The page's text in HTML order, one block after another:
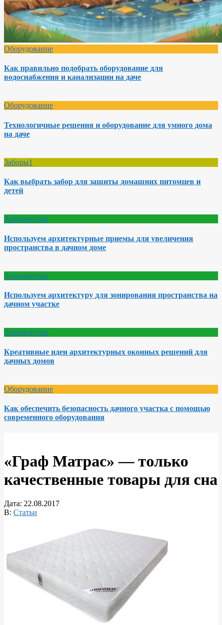
Оборудование
Как правильно подобрать оборудование для
водоснабжения и канализации на даче
Оборудование
Технологичные решения и оборудование для умного дома
на даче
Заборы1
Как выбрать забор для защиты домашних питомцев и
детей
Архитектура
Используем архитектурные приемы для увеличения
пространства в дачном доме
Архитектура
Используем архитектуру для зонирования пространства на
дачном участке
Архитектура
Креативные идеи архитектурных оконных решений для
дачных домов
Оборудование
Как обеспечить безопасность дачного участка с помощью
современного оборудования
«Граф Матрас» — только
качественные товары для сна
Дата: 22.08.2017
В: Статьи